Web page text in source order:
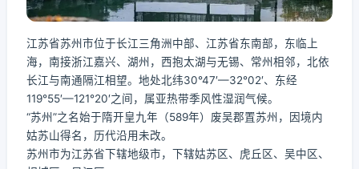
江苏省苏州市位于长江三角洲中部、江苏省东南部，东临上
海，南接浙江嘉兴、湖州，西抱太湖与无锡、常州相邻，北依
长江与南通隔江相望。地处北纬30°47′—32°02′、东经
119°55′—121°20′之间，属亚热带季风性湿润气候。
“苏州”之名始于隋开皇九年（589年）废吴郡置苏州，因境内
姑苏山得名，历代沿用未改。
苏州市为江苏省下辖地级市，下辖姑苏区、虎丘区、吴中区、